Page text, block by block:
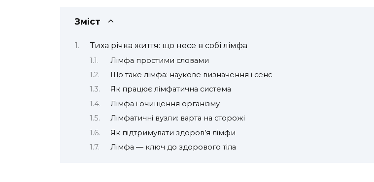
Зміст
Тиха річка життя: що несе в собі лімфа
Лімфа простими словами
Що таке лімфа: наукове визначення і сенс
Як працює лімфатична система
Лімфа і очищення організму
Лімфатичні вузли: варта на сторожі
Як підтримувати здоров’я лімфи
Лімфа — ключ до здорового тіла